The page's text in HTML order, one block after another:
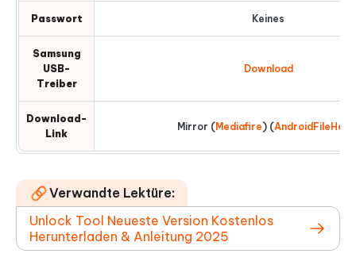
Passwort Keines
Samsung
USB-
Treiber
Download
Download-
Link
Mirror (Mediafire) (AndroidFileHost
Verwandte Lektüre:
Unlock Tool Neueste Version Kostenlos
Herunterladen & Anleitung 2025